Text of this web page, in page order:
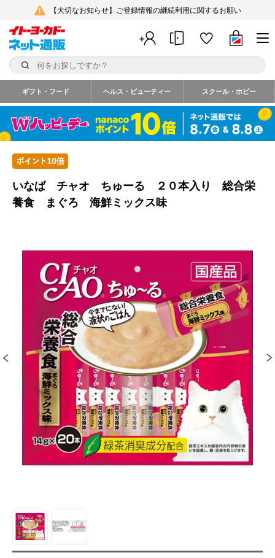
【大切なお知らせ】ご登録情報の継続利用に関するお願い
ギフト・フード ヘルス・ビューティー スクール・ホビー
いなば チャオ ちゅーる ２０本入り 総合栄
養食 まぐろ 海鮮ミックス味